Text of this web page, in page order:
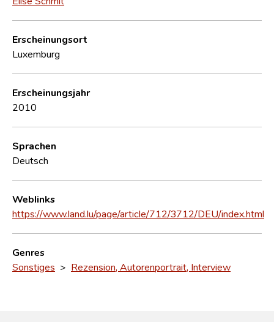
Erscheinungsort
Luxemburg
Erscheinungsjahr
2010
Sprachen
Deutsch
Weblinks
https://www.land.lu/page/article/712/3712/DEU/index.html
Genres
Sonstiges > Rezension, Autorenportrait, Interview